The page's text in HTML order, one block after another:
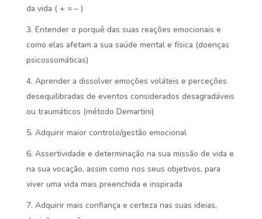
da vida ( + = – )
Entender o porquê das suas reações emocionais e
como elas afetam a sua saúde mental e física (doenças
psicossomáticas)
Aprender a dissolver emoções voláteis e perceções
desequilibradas de eventos considerados desagradáveis
ou traumáticos (método Demartini)
Adquirir maior controlo/gestão emocional
Assertividade e determinação na sua missão de vida e
na sua vocação, assim como nos seus objetivos, para
viver uma vida mais preenchida e inspirada
Adquirir mais confiança e certeza nas suas ideias,